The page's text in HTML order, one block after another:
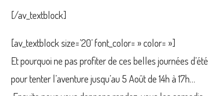
[/av_textblock]
[av_textblock size=’20’ font_color= » color= »]
Et pourquoi ne pas profiter de ces belles journées d’été
pour tenter l’aventure jusqu’au 5 Août de 14h à 17h…